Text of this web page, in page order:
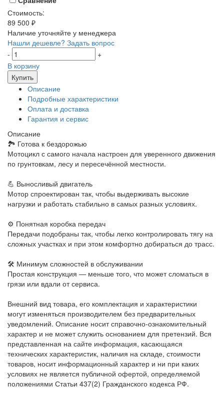
Стоимость:
89 500 ₽
Наличие уточняйте у менеджера
Нашли дешевле? Задать вопрос
-
+
В корзину
Купить
Описание
Подробные характеристики
Оплата и доставка
Гарантия и сервис
Описание
🏞 Готова к бездорожью
Мотоцикл с самого начала настроен для уверенного движения
по грунтовкам, лесу и пересечённой местности.
💪 Выносливый двигатель
Мотор спроектирован так, чтобы выдерживать высокие
нагрузки и работать стабильно в самых разных условиях.
⚙️ Понятная коробка передач
Передачи подобраны так, чтобы легко контролировать тягу на
сложных участках и при этом комфортно добираться до трасс.
🛠 Минимум сложностей в обслуживании
Простая конструкция — меньше того, что может сломаться в
грязи или вдали от сервиса.
Внешний вид товара, его комплектация и характеристики
могут изменяться производителем без предварительных
уведомлений. Описание носит справочно-ознакомительный
характер и не может служить основанием для претензий. Вся
представленная на сайте информация, касающаяся
технических характеристик, наличия на складе, стоимости
товаров, носит информационный характер и ни при каких
условиях не является публичной офертой, определяемой
положениями Статьи 437(2) Гражданского кодекса РФ.